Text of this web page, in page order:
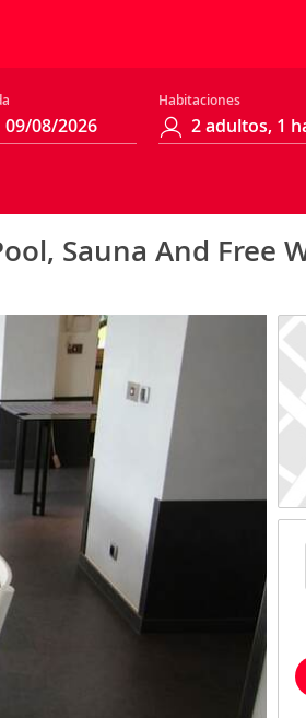
Habitaciones
Sauna And Free